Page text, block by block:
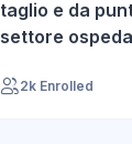
taglio e da
settore
2k Enrolled